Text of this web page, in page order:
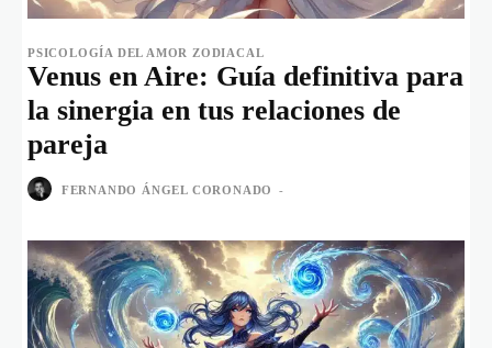
PSICOLOGÍA DEL AMOR ZODIACAL
Venus en Aire: Guía definitiva para
la sinergia en tus relaciones de
pareja
FERNANDO ÁNGEL CORONADO -